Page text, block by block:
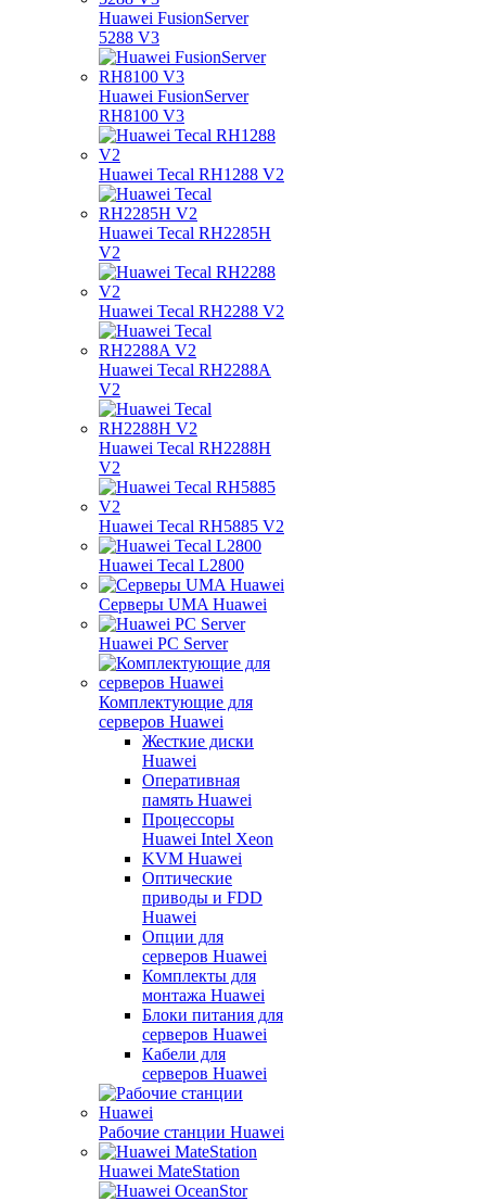
Huawei FusionServer
5288 V3
Huawei FusionServer
RH8100 V3
Huawei Tecal RH1288 V2
Huawei Tecal RH2285H
V2
Huawei Tecal RH2288 V2
Huawei Tecal RH2288A
V2
Huawei Tecal RH2288H
V2
Huawei Tecal RH5885 V2
Huawei Tecal L2800
Серверы UMA Huawei
Huawei PC Server
Комплектующие для
серверов Huawei
Жесткие диски
Huawei
Оперативная
память Huawei
Процессоры
Huawei Intel Xeon
KVM Huawei
Оптические
приводы и FDD
Huawei
Опции для
серверов Huawei
Комплекты для
монтажа Huawei
Блоки питания для
серверов Huawei
Кабели для
серверов Huawei
Рабочие станции Huawei
Huawei MateStation